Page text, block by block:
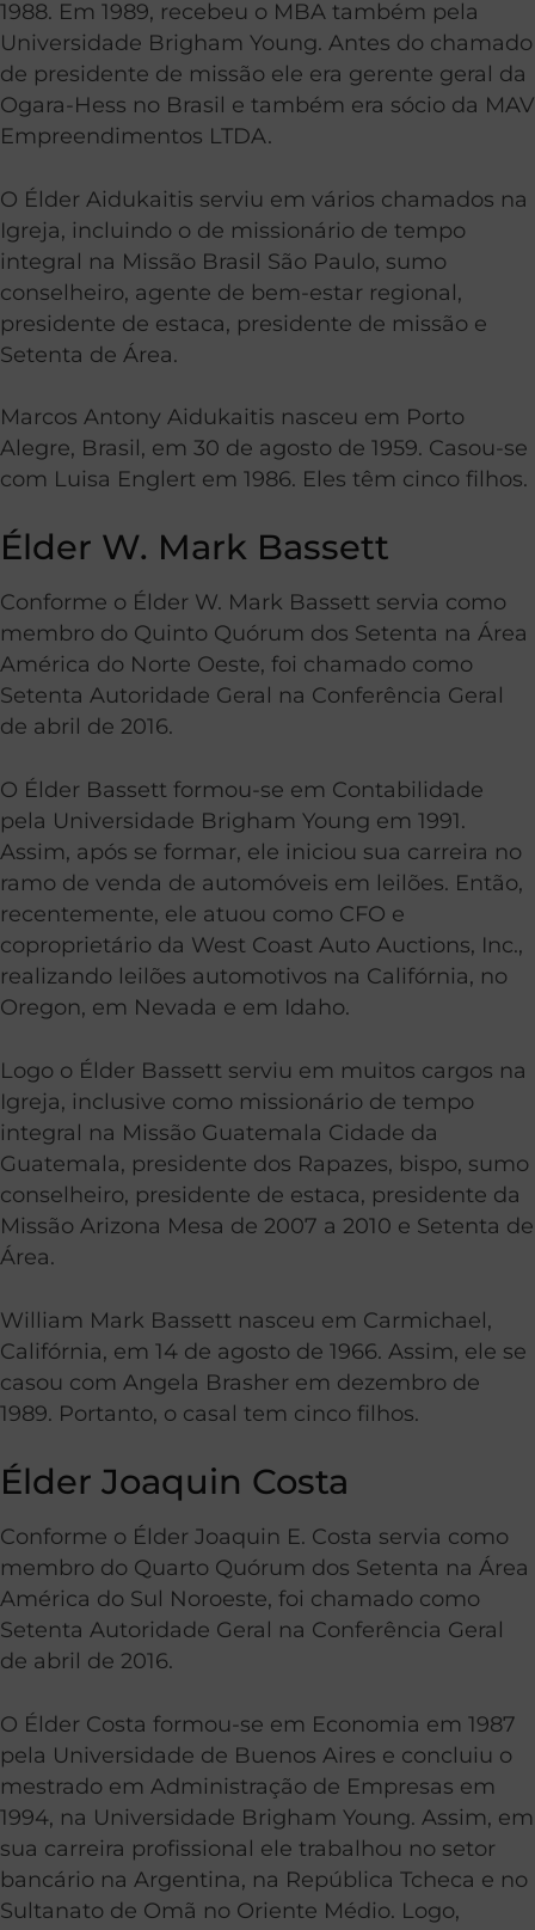
1988. Em 1989, recebeu o MBA também pela
Universidade Brigham Young. Antes do chamado
de presidente de missão ele era gerente geral da
Ogara-Hess no Brasil e também era sócio da MAV
Empreendimentos LTDA.
O Élder Aidukaitis serviu em vários chamados na
Igreja, incluindo o de missionário de tempo
integral na Missão Brasil São Paulo, sumo
conselheiro, agente de bem-estar regional,
presidente de estaca, presidente de missão e
Setenta de Área.
Marcos Antony Aidukaitis nasceu em Porto
Alegre, Brasil, em 30 de agosto de 1959. Casou-se
com Luisa Englert em 1986. Eles têm cinco filhos.
Élder W. Mark Bassett
Conforme o Élder W. Mark Bassett servia como
membro do Quinto Quórum dos Setenta na Área
América do Norte Oeste, foi chamado como
Setenta Autoridade Geral na Conferência Geral
de abril de 2016.
O Élder Bassett formou-se em Contabilidade
pela Universidade Brigham Young em 1991.
Assim, após se formar, ele iniciou sua carreira no
ramo de venda de automóveis em leilões. Então,
recentemente, ele atuou como CFO e
coproprietário da West Coast Auto Auctions, Inc.,
realizando leilões automotivos na Califórnia, no
Oregon, em Nevada e em Idaho.
Logo o Élder Bassett serviu em muitos cargos na
Igreja, inclusive como missionário de tempo
integral na Missão Guatemala Cidade da
Guatemala, presidente dos Rapazes, bispo, sumo
conselheiro, presidente de estaca, presidente da
Missão Arizona Mesa de 2007 a 2010 e Setenta de
Área.
William Mark Bassett nasceu em Carmichael,
Califórnia, em 14 de agosto de 1966. Assim, ele se
casou com Angela Brasher em dezembro de
1989. Portanto, o casal tem cinco filhos.
Élder Joaquin Costa
Conforme o Élder Joaquin E. Costa servia como
membro do Quarto Quórum dos Setenta na Área
América do Sul Noroeste, foi chamado como
Setenta Autoridade Geral na Conferência Geral
de abril de 2016.
O Élder Costa formou-se em Economia em 1987
pela Universidade de Buenos Aires e concluiu o
mestrado em Administração de Empresas em
1994, na Universidade Brigham Young. Assim, em
sua carreira profissional ele trabalhou no setor
bancário na Argentina, na República Tcheca e no
Sultanato de Omã no Oriente Médio. Logo,